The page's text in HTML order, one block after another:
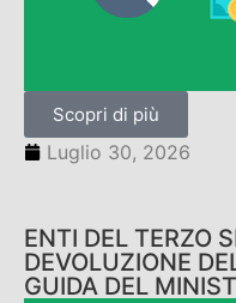
Scopri di più
Luglio 30, 2026
ENTI DEL TERZO
DEVOLUZIONE
GUIDA DEL